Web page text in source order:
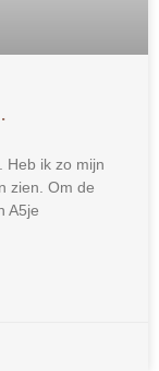
Heb ik zo mijn
zien. Om de
A5je